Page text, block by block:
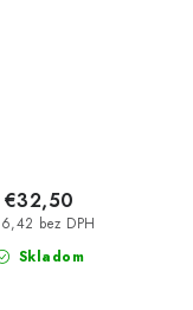
Skladom
bez DPH
€32,50